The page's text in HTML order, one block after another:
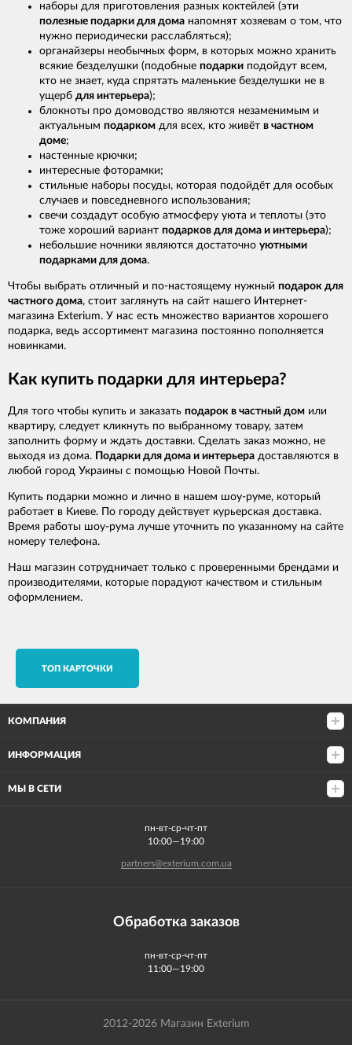
наборы для приготовления разных коктейлей (эти
полезные подарки для дома напомнят хозяевам о том, что
нужно периодически расслабляться);
органайзеры необычных форм, в которых можно хранить
всякие безделушки (подобные подарки подойдут всем,
кто не знает, куда спрятать маленькие безделушки не в
ущерб для интерьера);
блокноты про домоводство являются незаменимым и
актуальным подарком для всех, кто живёт в частном
доме;
настенные крючки;
интересные фоторамки;
стильные наборы посуды, которая подойдёт для особых
случаев и повседневного использования;
свечи создадут особую атмосферу уюта и теплоты (это
тоже хороший вариант подарков для дома и интерьера);
небольшие ночники являются достаточно уютными
подарками для дома.
Чтобы выбрать отличный и по-настоящему нужный подарок для
частного дома, стоит заглянуть на сайт нашего Интернет-
магазина Exterium. У нас есть множество вариантов хорошего
подарка, ведь ассортимент магазина постоянно пополняется
новинками.
Как купить подарки для интерьера?
Для того чтобы купить и заказать подарок в частный дом или
квартиру, следует кликнуть по выбранному товару, затем
заполнить форму и ждать доставки. Сделать заказ можно, не
выходя из дома. Подарки для дома и интерьера доставляются в
любой город Украины с помощью Новой Почты.
Купить подарки можно и лично в нашем шоу-руме, который
работает в Киеве. По городу действует курьерская доставка.
Время работы шоу-рума лучше уточнить по указанному на сайте
номеру телефона.
Наш магазин сотрудничает только с проверенными брендами и
производителями, которые порадуют качеством и стильным
оформлением.
TОП КАРТОЧКИ
КОМПАНИЯ
ИНФОРМАЦИЯ
МЫ В СЕТИ
пн-вт-ср-чт-пт
10:00—19:00
partners@exterium.com.ua
Обработка заказов
пн-вт-ср-чт-пт
11:00—19:00
2012-2026 Магазин Exterium